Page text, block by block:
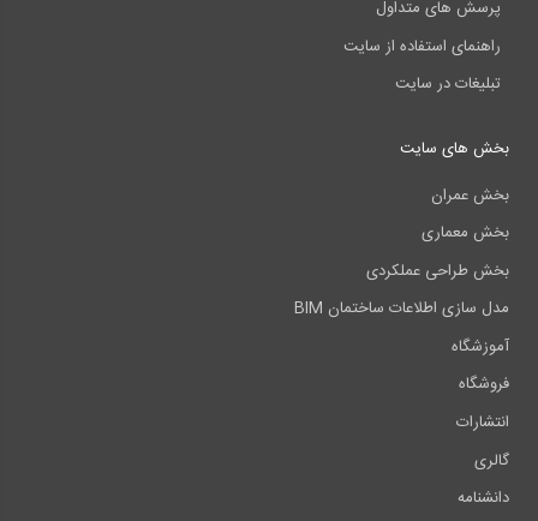
پرسش های متداول
راهنمای استفاده از سایت
تبلیغات در سایت
بخش های سایت
بخش عمران
بخش معماری
بخش طراحی عملکردی
مدل سازی اطلاعات ساختمان BIM
آموزشگاه
فروشگاه
انتشارات
گالری
دانشنامه